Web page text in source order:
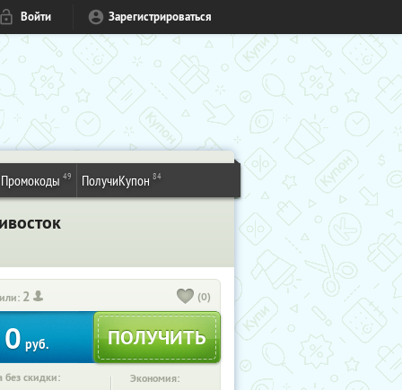
Войти Зарегистрироваться
Промокоды 49 ПолучиКупон 84
2 (0)
0 руб.
без скидки: Экономия: